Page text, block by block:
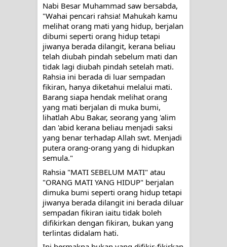
Nabi Besar Muhammad saw bersabda,
"Wahai pencari rahsia! Mahukah kamu
melihat orang mati yang hidup, berjalan
dibumi seperti orang hidup tetapi
jiwanya berada dilangit, kerana beliau
telah diubah pindah sebelum mati dan
tidak lagi diubah pindah setelah mati.
Rahsia ini berada di luar sempadan
fikiran, hanya diketahui melalui mati.
Barang siapa hendak melihat orang
yang mati berjalan di muka bumi,
lihatlah Abu Bakar, seorang yang 'alim
dan 'abid kerana beliau menjadi saksi
yang benar terhadap Allah swt. Menjadi
putera orang-orang yang di hidupkan
semula."
Rahsia "MATI SEBELUM MATI" atau
"ORANG MATI YANG HIDUP" berjalan
dimuka bumi seperti orang hidup tetapi
jiwanya berada dilangit ini berada diluar
sempadan fikiran iaitu tidak boleh
difikirkan dengan fikiran, bukan yang
terlintas didalam hati.